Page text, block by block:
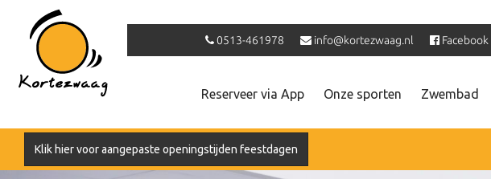
0513-461978 info@kortezwaag.nl Facebook
Reserveer via App Onze sporten Zwembad
Klik hier voor aangepaste openingstijden feestdagen